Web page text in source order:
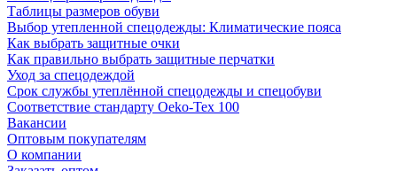
Таблицы размеров обуви
Выбор утепленной спецодежды: Климатические пояса
Как выбрать защитные очки
Как правильно выбрать защитные перчатки
Уход за спецодеждой
Срок службы утеплённой спецодежды и спецобуви
Соответствие стандарту Oeko-Tex 100
Вакансии
Оптовым покупателям
О компании